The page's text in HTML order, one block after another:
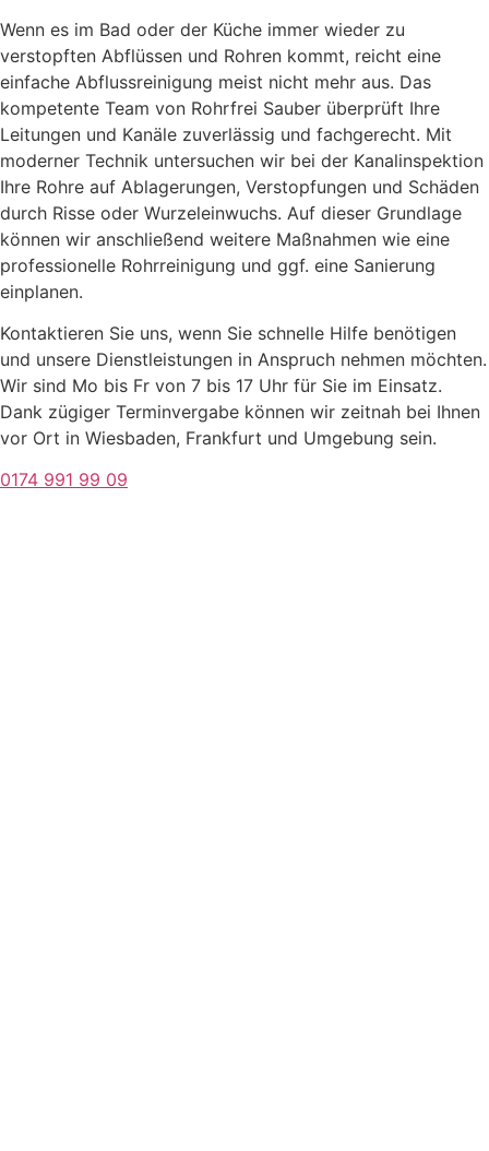
Wenn es im Bad oder der Küche immer wieder zu
verstopften Abflüssen und Rohren kommt, reicht eine
einfache Abflussreinigung meist nicht mehr aus. Das
kompetente Team von Rohrfrei Sauber überprüft Ihre
Leitungen und Kanäle zuverlässig und fachgerecht. Mit
moderner Technik untersuchen wir bei der Kanalinspektion
Ihre Rohre auf Ablagerungen, Verstopfungen und Schäden
durch Risse oder Wurzeleinwuchs. Auf dieser Grundlage
können wir anschließend weitere Maßnahmen wie eine
professionelle Rohrreinigung und ggf. eine Sanierung
einplanen.
Kontaktieren Sie uns, wenn Sie schnelle Hilfe benötigen
und unsere Dienstleistungen in Anspruch nehmen möchten.
Wir sind Mo bis Fr von 7 bis 17 Uhr für Sie im Einsatz.
Dank zügiger Terminvergabe können wir zeitnah bei Ihnen
vor Ort in Wiesbaden, Frankfurt und Umgebung sein.
0174 991 99 09